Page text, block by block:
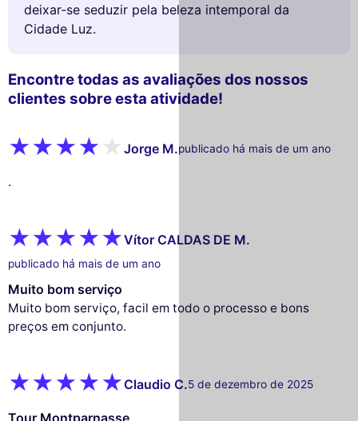
Encontre todas as avaliações dos nossos
clientes sobre esta atividade!
Jorge M.publicado há mais de um ano
.
Vítor CALDAS DE M.
publicado há mais de um ano
Muito bom serviço
Muito bom serviço, facil em todo o processo e bons
preços em conjunto.
Claudio C.5 de dezembro de 2025
deixar-se seduzir pela beleza intemporal da
Cidade Luz.